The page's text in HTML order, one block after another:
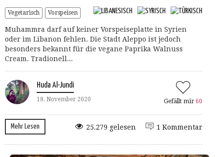
Vegetarisch Vorspeisen
Muhammra darf auf keiner Vorspeiseplatte in Syrien
oder im Libanon fehlen. Die Stadt Aleppo ist jedoch
besonders bekannt für die vegane Paprika Walnuss
Cream. Tradionell...
Huda Al-Jundi
18. November 2020 Gefällt mir 60
Mehr Lesen 1 Kommentar
25.279 gelesen